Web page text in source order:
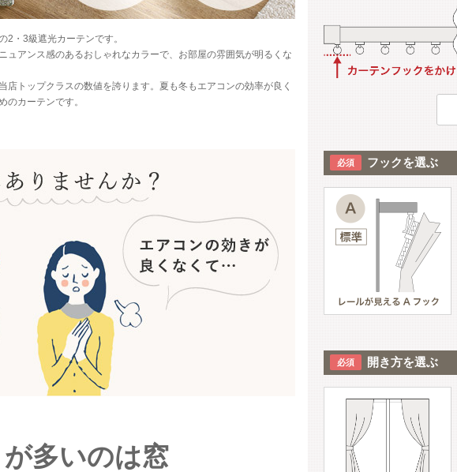
2・3級遮光カーテンです。
アンス感のあるおしゃれなカラーで、お部屋の雰囲気が明るくな
トップクラスの数値を誇ります。夏も冬もエアコンの効率が良く
のカーテンです。
多いのは窓
フックを選ぶ
開き方を選ぶ